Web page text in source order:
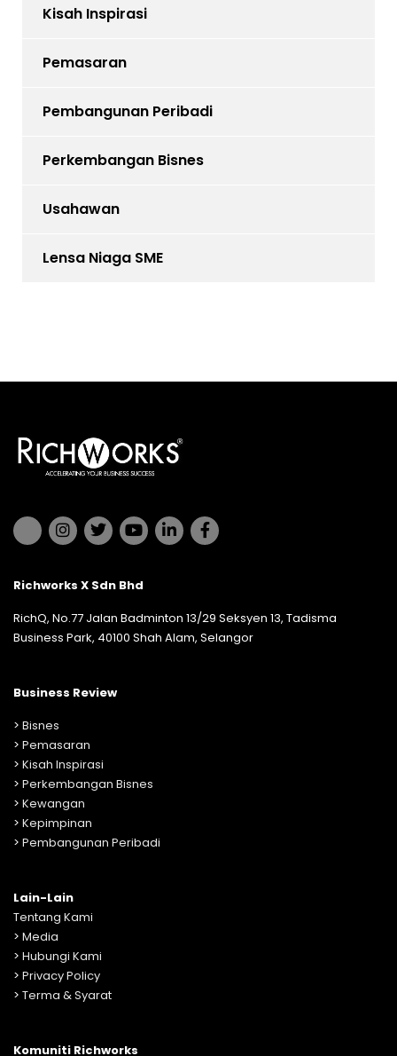
Kisah Inspirasi
Pemasaran
Pembangunan Peribadi
Perkembangan Bisnes
Usahawan
Lensa Niaga SME
Richworks X Sdn Bhd
RichQ, No.77 Jalan Badminton 13/29 Seksyen 13, Tadisma
Business Park, 40100 Shah Alam, Selangor
Business Review
> Bisnes
> Pemasaran
> Kisah Inspirasi
> Perkembangan Bisnes
> Kewangan
> Kepimpinan
> Pembangunan Peribadi
Lain-Lain
Tentang Kami
> Media
> Hubungi Kami
> Privacy Policy
> Terma & Syarat
Komuniti Richworks